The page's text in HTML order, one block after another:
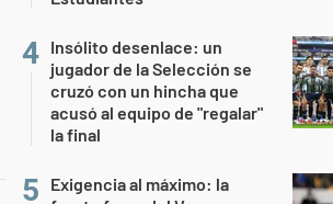
Insólito desenlace: un
jugador de la Selección se
cruzó con un hincha que
acusó al equipo de "regalar"
la final
Exigencia al máximo: la